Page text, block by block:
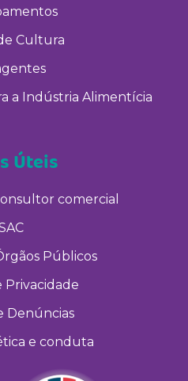
Cultura
a Indústria Alimentícia
Úteis
comercial
Públicos
Privacidade
Denúncias
e conduta